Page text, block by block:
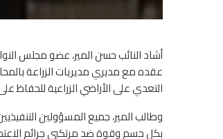
أشاد النائب حسن المير، عضو مجلس
عقده مع مديري مديريات الزراعة
التعدي على الأراضي الزراعية للحفاظ
وطالب المير، جميع المسؤولين
بكل حسم وقوة ضد مرتكبي جرائم